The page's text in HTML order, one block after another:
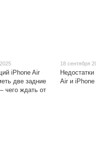
iPhone Air
две задние
чего ждать от
18 сентября
Air и